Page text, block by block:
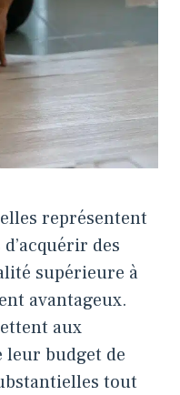
représentent
des
supérieure à
avantageux.
aux
budget de
tout